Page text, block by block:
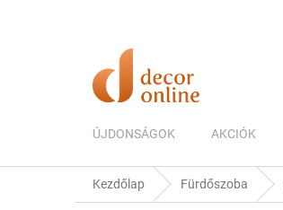
ÚJDONSÁGOK AKCIÓK
Kezdőlap Fürdőszoba